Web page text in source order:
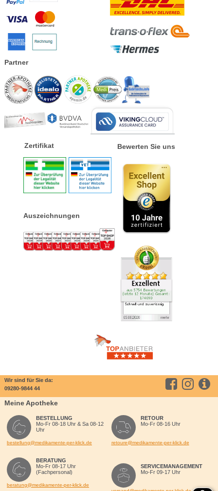
Partner
Zertifikat
Auszeichnungen
Bewerten Sie uns
Wir sind für Sie da:
09280-9844 44
Meine Apotheke
BESTELLUNG
Mo-Fr 08-18 Uhr & Sa 08-12
Uhr
bestellung@medikamente-per-klick.de
BERATUNG
Mo-Fr 08-17 Uhr
(Fachpersonal)
beratung@medikamente-per-klick.de
RETOUR
Mo-Fr 08-16 Uhr
retoure@medikamente-per-klick.de
SERVICEMANAGEMENT
Mo-Fr 09-17 Uhr